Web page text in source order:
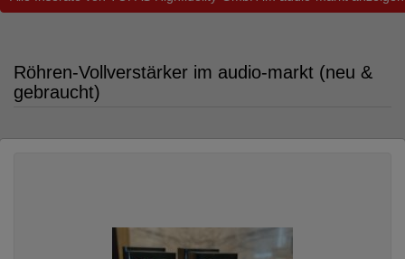
Röhren-Vollverstärker im audio-markt (neu &
gebraucht)